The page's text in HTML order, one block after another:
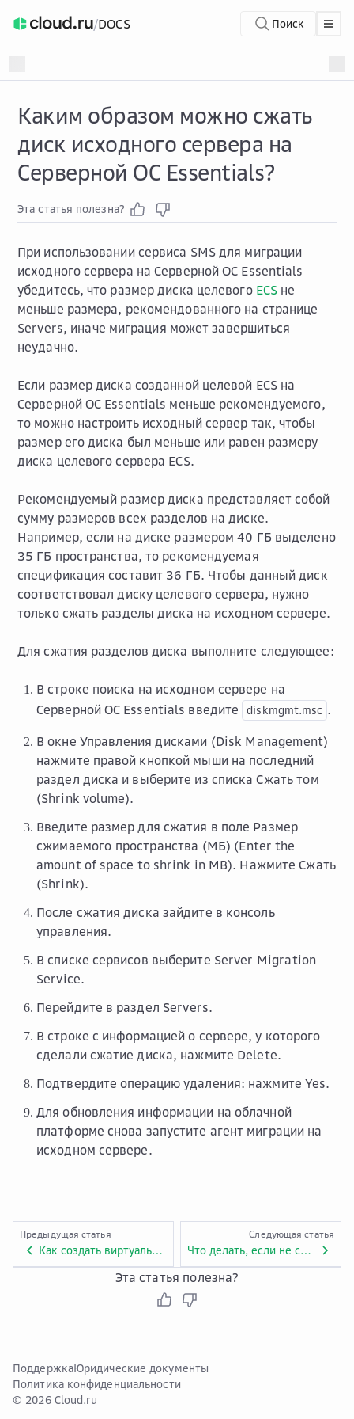
/DOCS Поиск
Каким образом можно сжать
диск исходного сервера на
Серверной ОС Essentials?
Эта статья полезна?
При использовании сервиса SMS для миграции
исходного сервера на Серверной ОС Essentials
убедитесь, что размер диска целевого ECS не
меньше размера, рекомендованного на странице
Servers, иначе миграция может завершиться
неудачно.
Если размер диска созданной целевой ECS на
Серверной ОС Essentials меньше рекомендуемого,
то можно настроить исходный сервер так, чтобы
размер его диска был меньше или равен размеру
диска целевого сервера ECS.
Рекомендуемый размер диска представляет собой
сумму размеров всех разделов на диске.
Например, если на диске размером 40 ГБ выделено
35 ГБ пространства, то рекомендуемая
спецификация составит 36 ГБ. Чтобы данный диск
соответствовал диску целевого сервера, нужно
только сжать разделы диска на исходном сервере.
Для сжатия разделов диска выполните следующее:
В строке поиска на исходном сервере на
Серверной ОС Essentials введите
diskmgmt.msc .
В окне Управления дисками (Disk Management)
нажмите правой кнопкой мыши на последний
раздел диска и выберите из спискаСжать том
(Shrink volume).
Введите размер для сжатия в поле Размер
сжимаемого пространства (МБ) (Enter the
amount of space to shrink in MB). НажмитеСжать
(Shrink).
После сжатия диска зайдите в консоль
управления.
В списке сервисов выберите Server Migration
Service.
Перейдите в раздел Servers.
В строке с информацией о сервере, у которого
сделали сжатие диска, нажмите Delete.
Подтвердите операцию удаления: нажмите Yes.
Для обновления информации на облачной
платформе снова запустите агент миграции на
исходном сервере.
Предыдущая статья
Как создать виртуальную машину ECS?
Следующая статья
Что делать, если не сработал мониторинг устройств ввода-вывода информации во время запуска агента?
Эта статья полезна?
ПоддержкаЮридические документы
Политика конфиденциальности
© 2026 Cloud.ru